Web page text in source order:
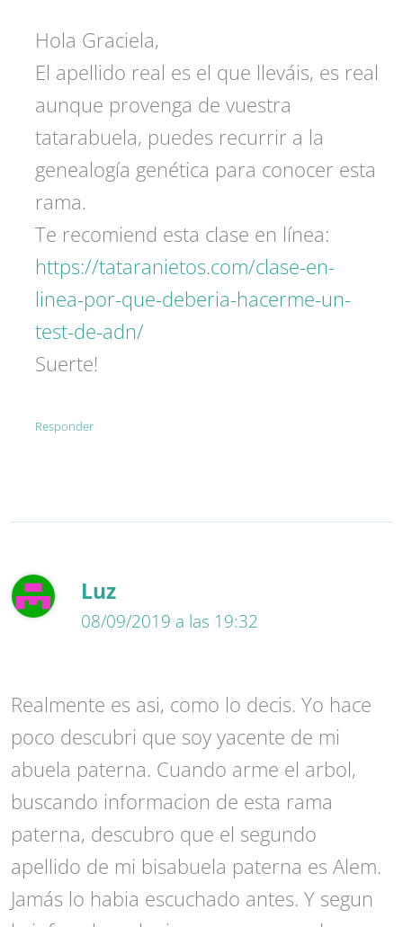
Hola Graciela,
El apellido real es el que lleváis, es real
aunque provenga de vuestra
tatarabuela, puedes recurrir a la
genealogía genética para conocer esta
rama.
Te recomiend esta clase en línea:
https://tataranietos.com/clase-en-
linea-por-que-deberia-hacerme-un-
test-de-adn/
Suerte!
Responder
Luz
08/09/2019 a las 19:32
Realmente es asi, como lo decis. Yo hace
poco descubri que soy yacente de mi
abuela paterna. Cuando arme el arbol,
buscando informacion de esta rama
paterna, descubro que el segundo
apellido de mi bisabuela paterna es Alem.
Jamás lo habia escuchado antes. Y segun